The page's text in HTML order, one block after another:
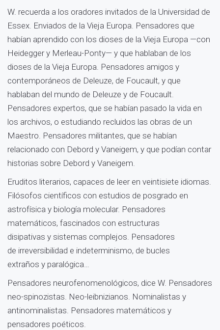
W. recuerda a los oradores invitados de la Universidad de
Essex. Enviados de la Vieja Europa. Pensadores que
habían aprendido con los dioses de la Vieja Europa —con
Heidegger y Merleau-Ponty— y que hablaban de los
dioses de la Vieja Europa. Pensadores amigos y
contemporáneos de Deleuze, de Foucault, y que
hablaban del mundo de Deleuze y de Foucault.
Pensadores expertos, que se habían pasado la vida en
los archivos, o estudiando recluidos las obras de un
Maestro. Pensadores militantes, que se habían
relacionado con Debord y Vaneigem, y que podían contar
historias sobre Debord y Vaneigem.
Eruditos literarios, capaces de leer en veintisiete idiomas.
Filósofos científicos con estudios de posgrado en
astrofísica y biología molecular. Pensadores
matemáticos, fascinados con estructuras
disipativas y sistemas complejos. Pensadores
de irreversibilidad e indeterminismo, de bucles
extraños y paralógica…
Pensadores neurofenomenológicos, dice W. Pensadores
neo-spinozistas. Neo-leibnizianos. Nominalistas y
antinominalistas. Pensadores matemáticos y
pensadores poéticos.